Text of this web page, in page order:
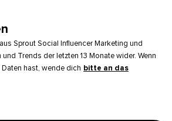
Sprout Social Influencer Marketing und
Trends der letzten 13 Monate wider. Wenn
hast, wende dich bitte an das